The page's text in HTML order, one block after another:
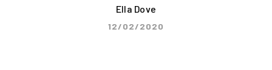
Ella Dove
12/02/2020